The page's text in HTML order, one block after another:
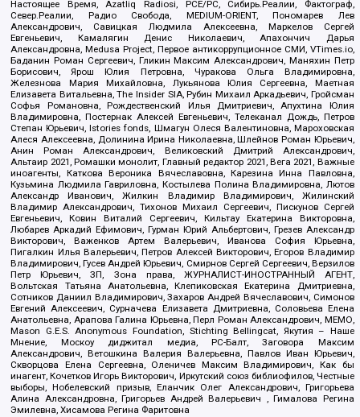
Настоящее Время, Azatliq Radiosi, PCE/PC, Сибирь.Реалии, Фактограф,
Север.Реалии, Радио Свобода, MEDIUM-ORIENT, Пономарев Лев
Александрович, Савицкая Людмила Алексеевна, Маркелов Сергей
Евгеньевич, Камалягин Денис Николаевич, Апахончич Дарья
Александровна, Medusa Project, Первое антикоррупционное СМИ, VTimes.io,
Баданин Роман Сергеевич, Гликин Максим Александрович, Маняхин Петр
Борисович, Ярош Юлия Петровна, Чуракова Ольга Владимировна,
Железнова Мария Михайловна, Лукьянова Юлия Сергеевна, Маетная
Елизавета Витальевна, The Insider SIA, Рубин Михаил Аркадьевич, Гройсман
Софья Романовна, Рождественский Илья Дмитриевич, Апухтина Юлия
Владимировна, Постернак Алексей Евгеньевич, Телеканал Дождь, Петров
Степан Юрьевич, Istories fonds, Шмагун Олеся Валентиновна, Мароховская
Алеся Алексеевна, Долинина Ирина Николаевна, Шлейнов Роман Юрьевич,
Анин Роман Александрович, Великовский Дмитрий Александрович,
Альтаир 2021, Ромашки монолит, Главный редактор 2021, Вега 2021, Важные
иноагенты, Каткова Вероника Вячеславовна, Карезина Инна Павловна,
Кузьмина Людмила Гавриловна, Костылева Полина Владимировна, Лютов
Александр Иванович, Жилкин Владимир Владимирович, Жилинский
Владимир Александрович, Тихонов Михаил Сергеевич, Пискунов Сергей
Евгеньевич, Ковин Виталий Сергеевич, Кильтау Екатерина Викторовна,
Любарев Аркадий Ефимович, Гурман Юрий Альбертович, Грезев Александр
Викторович, Важенков Артем Валерьевич, Иванова София Юрьевна,
Пигалкин Илья Валерьевич, Петров Алексей Викторович, Егоров Владимир
Владимирович, Гусев Андрей Юрьевич, Смирнов Сергей Сергеевич, Верзилов
Петр Юрьевич, ЗП, Зона права, ЖУРНАЛИСТ-ИНОСТРАННЫЙ АГЕНТ,
Вольтская Татьяна Анатольевна, Клепиковская Екатерина Дмитриевна,
Сотников Даниил Владимирович, Захаров Андрей Вячеславович, Симонов
Евгений Алексеевич, Сурначева Елизавета Дмитриевна, Соловьева Елена
Анатольевна, Арапова Галина Юрьевна, Перл Роман Александрович, МЕМО,
Mason G.E.S. Anonymous Foundation, Stichting Bellingcat, Якутия – Наше
Мнение, Москоу диджитал медиа, РС-Балт, Заговора Максим
Александрович, Ветошкина Валерия Валерьевна, Павлов Иван Юрьевич,
Скворцова Елена Сергеевна, Оленичев Максим Владимирович, Как бы
инагент, Кочетков Игорь Викторович, Иркутский союз библиофилов, Честные
выборы, Нобелевский призыв, Еланчик Олег Александрович, Григорьева
Алина Александровна, Григорьев Андрей Валерьевич , Гималова Регина
Эмилевна, Хисамова Регина Фаритовна